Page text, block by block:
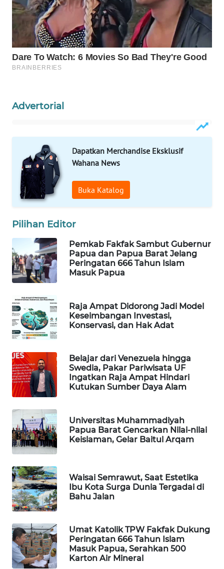
Advertorial
Dapatkan Merchandise Eksklusif
Wahana News
Buka Katalog
Pilihan Editor
Pemkab Fakfak Sambut Gubernur
Papua dan Papua Barat Jelang
Peringatan 666 Tahun Islam
Masuk Papua
Raja Ampat Didorong Jadi Model
Keseimbangan Investasi,
Konservasi, dan Hak Adat
Belajar dari Venezuela hingga
Swedia, Pakar Pariwisata UF
Ingatkan Raja Ampat Hindari
Kutukan Sumber Daya Alam
Universitas Muhammadiyah
Papua Barat Gencarkan Nilai-nilai
Keislaman, Gelar Baitul Arqam
Waisai Semrawut, Saat Estetika
Ibu Kota Surga Dunia Tergadai di
Bahu Jalan
Umat Katolik TPW Fakfak Dukung
Peringatan 666 Tahun Islam
Masuk Papua, Serahkan 500
Karton Air Mineral
TANI
WAHANA
ADVOKAT
WAHANA
WAHANA
WAHANA
LISTRIK
WAHANA
TRAVEL
TV
WAHANANEWS
ID
CO ID
WAHANANEWS
NET
WAHANA
SPORT
UMKM
WAHANA
SELEB
WAHANA
PERSONA
WAHANA
OTOMOTIF
WAHANA
HEALTH